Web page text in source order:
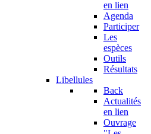
en lien
Agenda
Participer
Les
espèces
Outils
Résultats
Libellules
Back
Actualités
en lien
Ouvrage